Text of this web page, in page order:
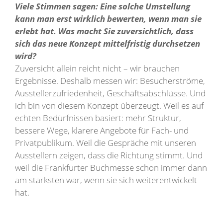
Viele Stimmen sagen: Eine solche Umstellung
kann man erst wirklich bewerten, wenn man sie
erlebt hat. Was macht Sie zuversichtlich, dass
sich das neue Konzept mittelfristig durchsetzen
wird?
Zuversicht allein reicht nicht – wir brauchen
Ergebnisse. Deshalb messen wir: Besucherströme,
Ausstellerzufriedenheit, Geschäftsabschlüsse. Und
ich bin von diesem Konzept überzeugt. Weil es auf
echten Bedürfnissen basiert: mehr Struktur,
bessere Wege, klarere Angebote für Fach- und
Privatpublikum. Weil die Gespräche mit unseren
Ausstellern zeigen, dass die Richtung stimmt. Und
weil die Frankfurter Buchmesse schon immer dann
am stärksten war, wenn sie sich weiterentwickelt
hat.